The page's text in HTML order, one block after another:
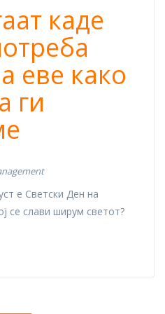
каде
еве како
ги
е Светски Ден на
се слави ширум светот?